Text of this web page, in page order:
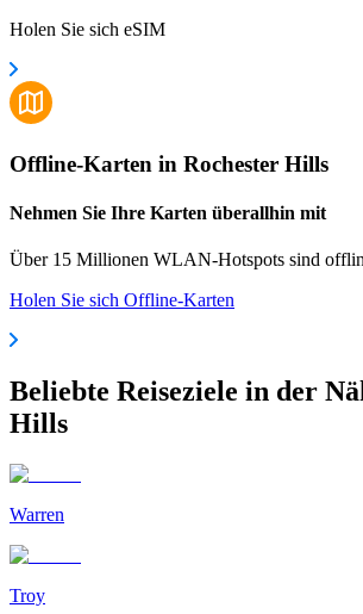
Holen Sie sich eSIM
Offline-Karten in Rochester Hills
Nehmen Sie Ihre Karten überallhin mit
Über 15 Millionen WLAN-Hotspots sind
Holen Sie sich Offline-Karten
Beliebte Reiseziele in der
Hills
Warren
Troy